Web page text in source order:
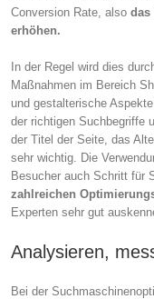
Conversion Rate, also das
erhöhen.
In der Regel wird dies
Maßnahmen im Bereich
und gestalterische
der richtigen Suchbegriffe
der Titel der Seite, das
sehr wichtig. Die
Besucher auch Schritt für
zahlreichen
Experten sehr gut
Analysieren,
Bei der